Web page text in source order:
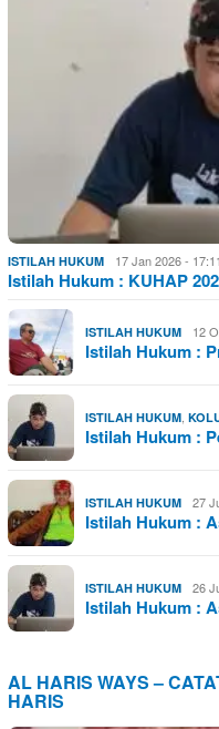
ISTILAH HUKUM 17 Jan 2026 -
Istilah Hukum : KUHAP
ISTILAH HUKUM 12
Istilah Hukum :
ISTILAH HUKUM
Istilah Hukum :
ISTILAH HUKUM 27
Istilah Hukum :
ISTILAH HUKUM 26
Istilah Hukum :
AL HARIS WAYS –
HARIS